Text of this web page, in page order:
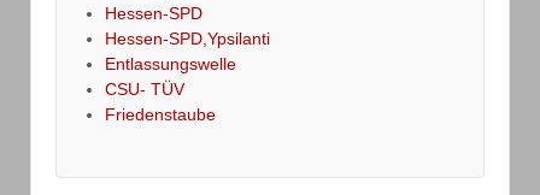
Hessen-SPD
Hessen-SPD,Ypsilanti
Entlassungswelle
CSU- TÜV
Friedenstaube